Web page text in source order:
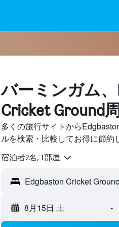
バーミンガム​、
Cricket Ground
多くの旅行サイトから
ルを検索・比較してお得に節約
宿泊者2名, 1​部屋
8月15日 土 -